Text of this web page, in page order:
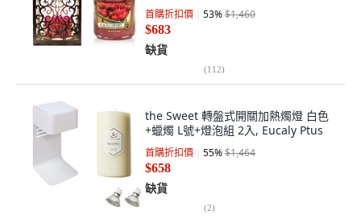
首購折扣價 53%$1,460
$683
缺貨
(112)
the Sweet 轉盤式開關加熱燭燈 白色
+蠟燭 L號+燈泡組 2入, Eucaly Ptus
首購折扣價 55%$1,464
$658
缺貨
(2)